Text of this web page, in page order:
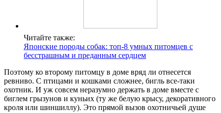
Читайте также:
Японские породы собак: топ-8 умных питомцев с
бесстрашным и преданным сердцем
Поэтому ко второму питомцу в доме вряд ли отнесется
ревниво. С птицами и кошками сложнее, бигль все-таки
охотник. И уж совсем неразумно держать в доме вместе с
биглем грызунов и куньих (ту же белую крысу, декоративного
кроля или шиншиллу). Это прямой вызов охотничьей душе